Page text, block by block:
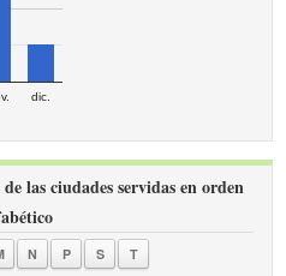
dic.
las ciudades servidas en orden
N P S T